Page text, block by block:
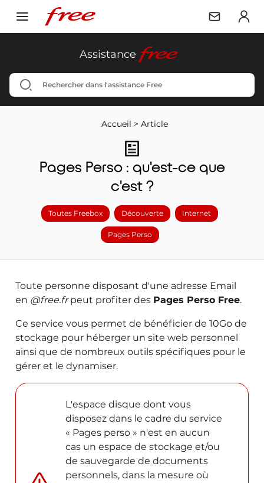
Assistance free
Accueil > Article
Pages Perso : qu'est-ce que
c'est ?
Toutes Freebox Découverte Internet
Pages Perso
Toute personne disposant d'une adresse Email
en @free.frpeut profiter des Pages Perso Free.
Ce service vous permet de bénéficier de 10Go de
stockage pour héberger un site web personnel
ainsi que de nombreux outils spécifiques pour le
gérer et le dynamiser.
L'espace disque dont vous
disposez dans le cadre du service
« Pages perso » n'est en aucun
cas un espace de stockage et/ou
de sauvegarde de documents
personnels, dans la mesure où